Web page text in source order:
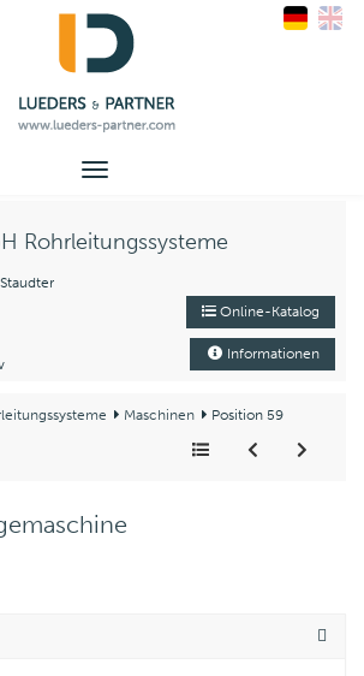
Toggle
Rohrleitungssysteme
Online-Katalog
Informationen
Maschinen Position 59